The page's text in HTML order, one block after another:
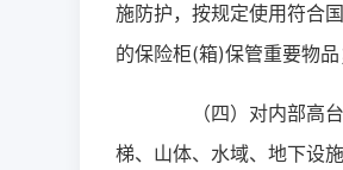
施防护，按规定使用符合
的保险柜(箱)保管重要物品
（四）对内部高台
梯、山体、水域、地下设